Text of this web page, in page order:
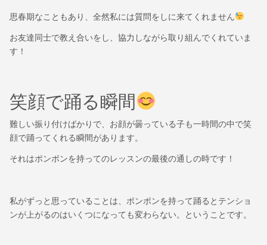
思春期なこともあり、全然私には質問をしに来てくれません
お友達同士で教え合いをし、協力しながら取り組んでくれていま
す！
笑顔で踊る瞬間
難しい振り付けばかりで、お顔が曇っている子も一時間の中で笑
顔で踊ってくれる瞬間があります。
それはポンポンを持ってのレッスンの最後の通しの時です！
私がずっと思っていることは、ポンポンを持って踊るとテンショ
ンが上がるのはいくつになっても変わらない。ということです。